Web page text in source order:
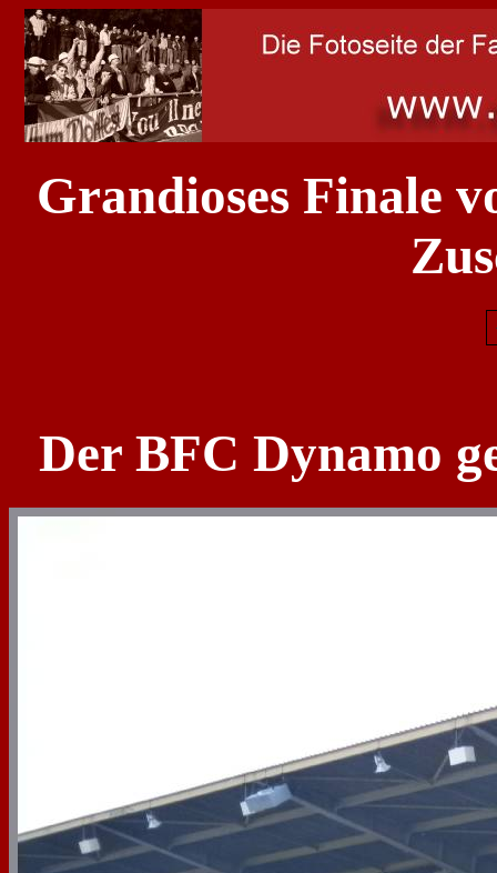
Grandioses Finale
Der BFC Dynamo